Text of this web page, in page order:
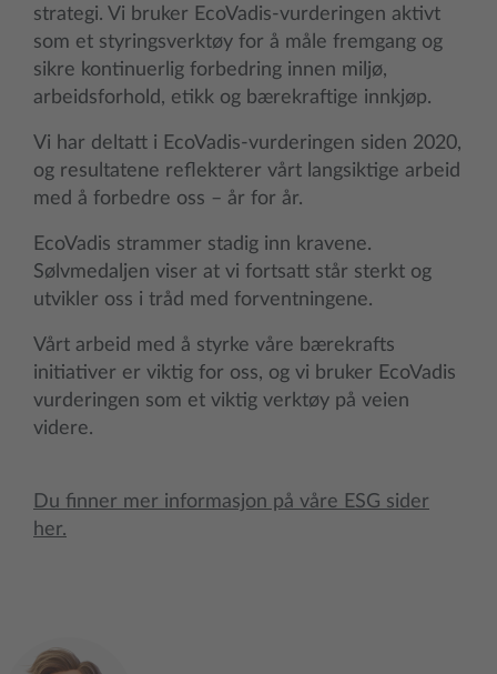
strategi. Vi bruker EcoVadis-vurderingen aktivt
som et styringsverktøy for å måle fremgang og
sikre kontinuerlig forbedring innen miljø,
arbeidsforhold, etikk og bærekraftige innkjøp.
Vi har deltatt i EcoVadis-vurderingen siden 2020,
og resultatene reflekterer vårt langsiktige arbeid
med å forbedre oss – år for år.
EcoVadis strammer stadig inn kravene.
Sølvmedaljen viser at vi fortsatt står sterkt og
utvikler oss i tråd med forventningene.
Vårt arbeid med å styrke våre bærekrafts
initiativer er viktig for oss, og vi bruker EcoVadis
vurderingen som et viktig verktøy på veien
videre.
Du finner mer informasjon på våre ESG sider
her.